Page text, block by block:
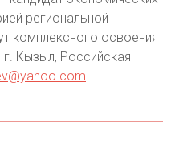
региональной
комплексного освоения
Кызыл, Российская